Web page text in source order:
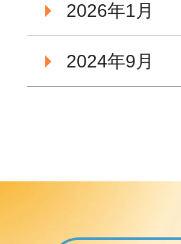
2026年1月
2024年9月